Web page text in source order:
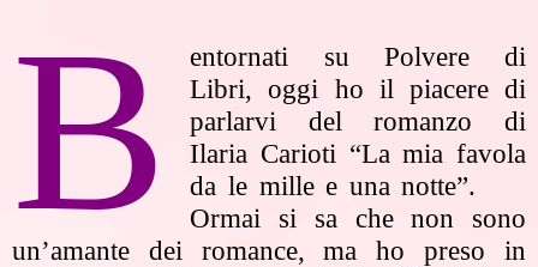
B
entornati su Polvere di
Libri, oggi ho il piacere di
parlarvi del romanzo di
Ilaria Carioti “La mia favola
da le mille e una notte”.
Ormai si sa che non sono
un’amante dei romance, ma ho preso in